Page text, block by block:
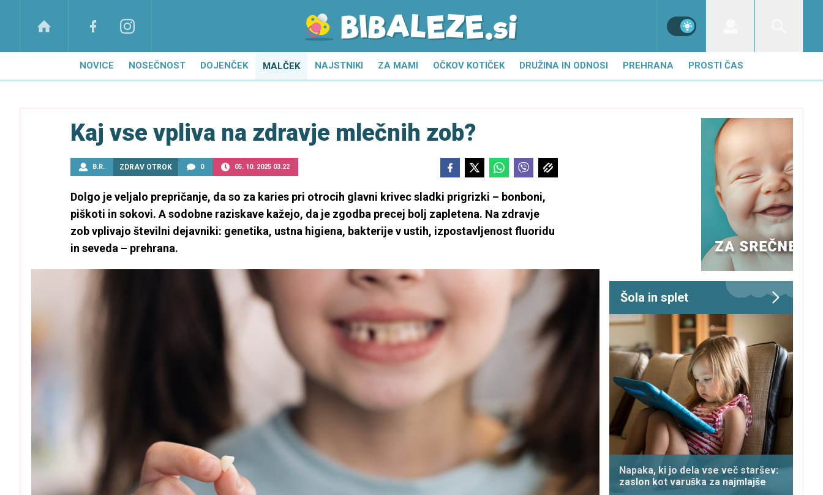
NOVICE NOSEČNOST DOJENČEK MALČEK NAJSTNIKI ZA MAMI OČKOV KOTIČEK DRUŽINA IN ODNOSI PREHRANA PROSTI ČAS
Kaj vse vpliva na zdravje mlečnih zob?
B.R. ZDRAV OTROK 0 05. 10. 2025 03.22
Dolgo je veljalo prepričanje, da so za karies pri otrocih glavni krivec sladki prigrizki – bonboni,
piškoti in sokovi. A sodobne raziskave kažejo, da je zgodba precej bolj zapletena. Na zdravje
zob vplivajo številni dejavniki: genetika, ustna higiena, bakterije v ustih, izpostavljenost fluoridu
in seveda – prehrana.
Šola in splet
Napaka, ki jo dela vse več staršev:
zaslon kot varuška za najmlajše